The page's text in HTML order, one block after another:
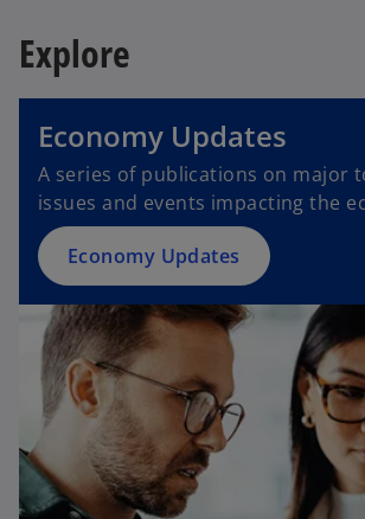
Explore
Economy Updates
A series of publications on major
issues and events impacting the
Economy Updates
n
s
i
n
a
n
e
a